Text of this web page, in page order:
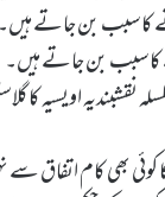
سبب بن جاتے
سبب بن جاتے ہیں۔
نقشبندیہ اویسیہ کا
بھی کام اتفاق سے